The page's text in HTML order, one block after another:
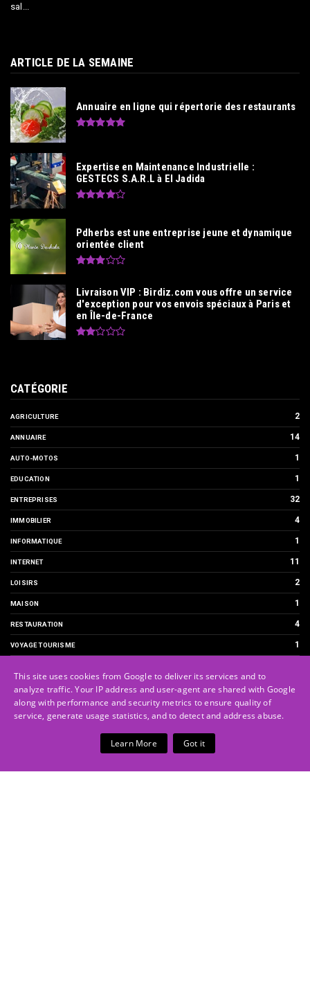
sal...
ARTICLE DE LA SEMAINE
Annuaire en ligne qui répertorie des restaurants
Expertise en Maintenance Industrielle :
GESTECS S.A.R.L à El Jadida
Pdherbs est une entreprise jeune et dynamique
orientée client
Livraison VIP : Birdiz.com vous offre un service
d'exception pour vos envois spéciaux à Paris et
en Île-de-France
CATÉGORIE
AGRICULTURE 2
ANNUAIRE 14
AUTO-MOTOS 1
EDUCATION 1
ENTREPRISES 32
IMMOBILIER 4
INFORMATIQUE 1
INTERNET 11
LOISIRS 2
MAISON 1
RESTAURATION 4
VOYAGE TOURISME 1
This site uses cookies from Google to deliver its services and to
analyze traffic. Your IP address and user-agent are shared with Google
along with performance and security metrics to ensure quality of
service, generate usage statistics, and to detect and address abuse.
Learn More Got it